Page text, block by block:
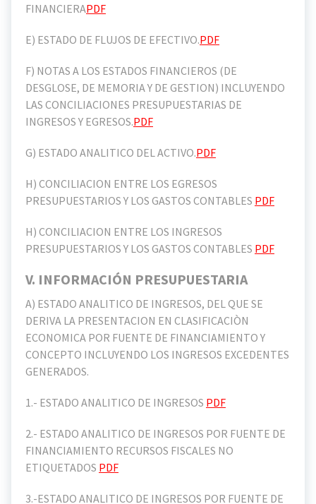
FINANCIERAPDF
E) ESTADO DE FLUJOS DE EFECTIVO.PDF
F) NOTAS A LOS ESTADOS FINANCIEROS (DE
DESGLOSE, DE MEMORIA Y DE GESTION) INCLUYENDO
LAS CONCILIACIONES PRESUPUESTARIAS DE
INGRESOS Y EGRESOS.PDF
G) ESTADO ANALITICO DEL ACTIVO.PDF
H) CONCILIACION ENTRE LOS EGRESOS
PRESUPUESTARIOS Y LOS GASTOS CONTABLES PDF
H) CONCILIACION ENTRE LOS INGRESOS
PRESUPUESTARIOS Y LOS GASTOS CONTABLES PDF
V. INFORMACIÓN PRESUPUESTARIA
A) ESTADO ANALITICO DE INGRESOS, DEL QUE SE
DERIVA LA PRESENTACION EN CLASIFICACIÒN
ECONOMICA POR FUENTE DE FINANCIAMIENTO Y
CONCEPTO INCLUYENDO LOS INGRESOS EXCEDENTES
GENERADOS.
1.- ESTADO ANALITICO DE INGRESOS PDF
2.- ESTADO ANALITICO DE INGRESOS POR FUENTE DE
FINANCIAMIENTO RECURSOS FISCALES NO
ETIQUETADOS PDF
3.-ESTADO ANALITICO DE INGRESOS POR FUENTE DE